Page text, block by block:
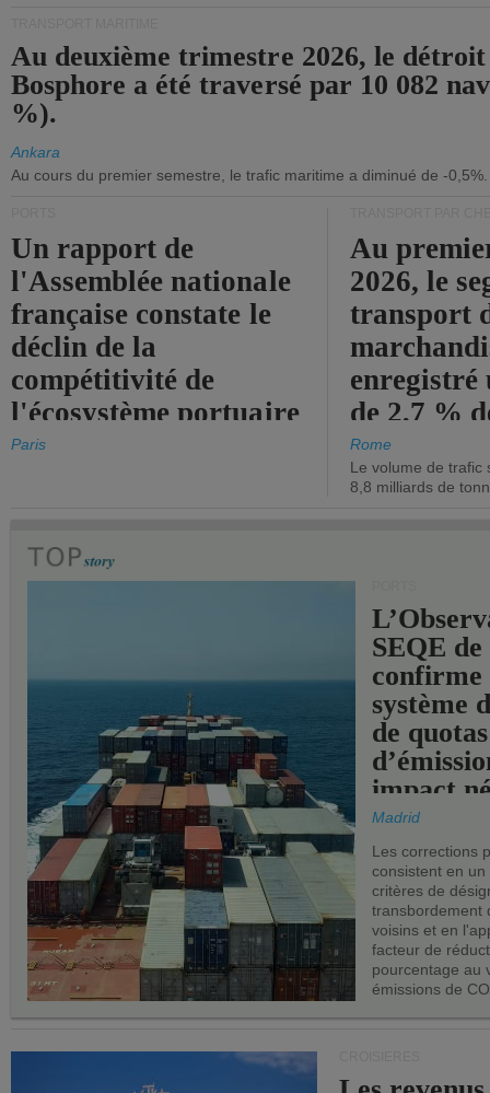
Au deuxième trimestre 2026, le
Bosphore a été traversé par 10 082
%).
Ankara
Au cours du premier semestre, le trafic maritime a diminué de -0,5%.
Un rapport de
l'Assemblée nationale
française constate le
déclin de la
compétitivité de
l'écosystème portuaire
de l'État.
Paris
Au
2026, le
transport
enregistré
de 2,7 %
chiffre
Rome
Le volume de trafic
8,8 milliards de
SEQE de
confirme
système
de quotas
impact
les ports
Madrid
Les corrections
consistent en
critères de
transbordement
voisins et en
facteur de
pourcentage au
émissions de